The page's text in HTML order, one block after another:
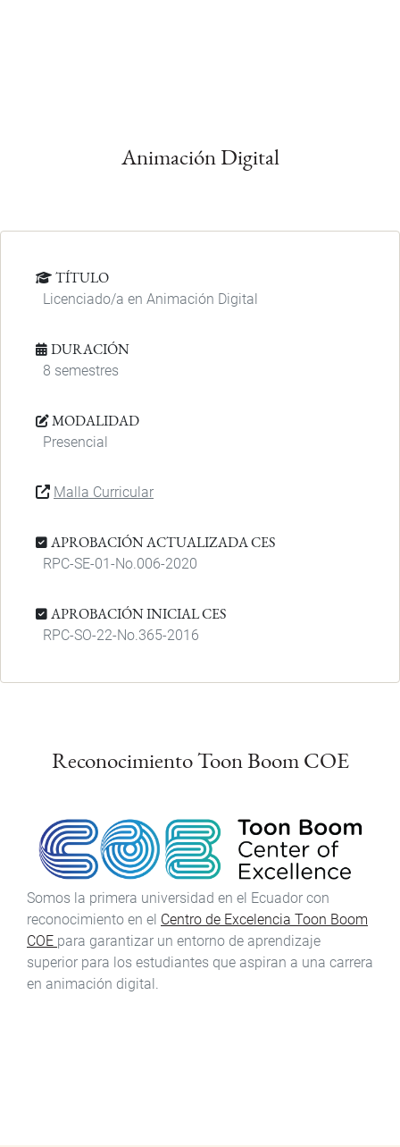
Animación Digital
TÍTULO
Licenciado/a en Animación Digital
DURACIÓN
8 semestres
MODALIDAD
Presencial
Malla Curricular
APROBACIÓN ACTUALIZADA CES
RPC-SE-01-No.006-2020
APROBACIÓN INICIAL CES
RPC-SO-22-No.365-2016
Reconocimiento Toon Boom COE
Somos la primera universidad en el Ecuador con
reconocimiento en el Centro de Excelencia Toon Boom
COE para garantizar un entorno de aprendizaje
superior para los estudiantes que aspiran a una carrera
en animación digital.